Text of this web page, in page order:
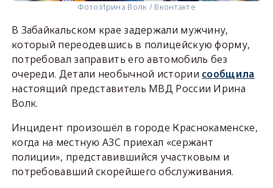
Фото:Ирина Волк / Вконтакте
В Забайкальском крае задержали мужчину,
который переодевшись в полицейскую форму,
потребовал заправить его автомобиль без
очереди. Детали необычной истории сообщила
настоящий представитель МВД России Ирина
Волк.
Инцидент произошёл в городе Краснокаменске,
когда на местную АЗС приехал «сержант
полиции», представившийся участковым и
потребовавший скорейшего обслуживания.